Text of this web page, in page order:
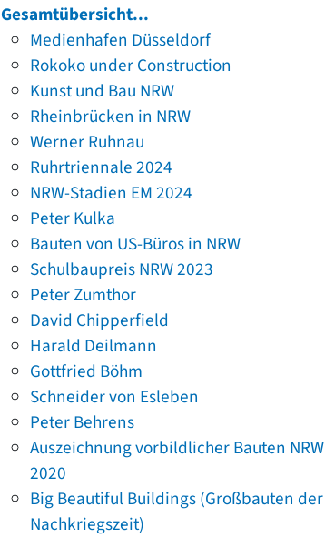
Gesamtübersicht...
Medienhafen Düsseldorf
Rokoko under Construction
Kunst und Bau NRW
Rheinbrücken in NRW
Werner Ruhnau
Ruhrtriennale 2024
NRW-Stadien EM 2024
Peter Kulka
Bauten von US-Büros in NRW
Schulbaupreis NRW 2023
Peter Zumthor
David Chipperfield
Harald Deilmann
Gottfried Böhm
Schneider von Esleben
Peter Behrens
Auszeichnung vorbildlicher Bauten NRW
2020
Big Beautiful Buildings (Großbauten der
Nachkriegszeit)